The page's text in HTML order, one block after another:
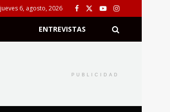
jueves 6, agosto, 2026
ENTREVISTAS
PUBLICIDAD